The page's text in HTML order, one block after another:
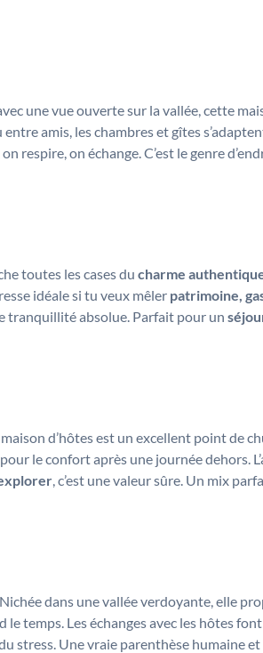
une vue ouverte sur la vallée, cette
amis, les chambres et gîtes
respire, on échange. C’est le genre
toutes les cases du charme
idéale si tu veux mêler patrimoine,
tranquillité absolue. Parfait pour un
d’hôtes est un excellent point de
le confort après une journée dehors.
, c’est une valeur sûre. Un mix
dans une vallée verdoyante, elle
le temps. Les échanges avec les hôtes
stress. Une vraie parenthèse humaine